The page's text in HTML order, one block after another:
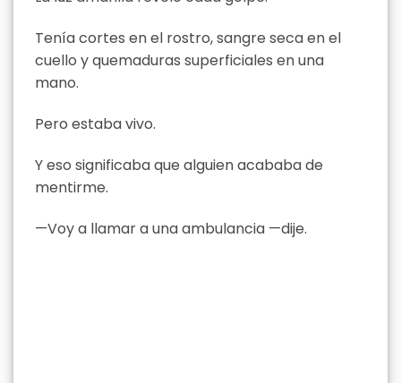
Tenía cortes en el rostro, sangre seca en el
cuello y quemaduras superficiales en una
mano.
Pero estaba vivo.
Y eso significaba que alguien acababa de
mentirme.
—Voy a llamar a una ambulancia —dije.